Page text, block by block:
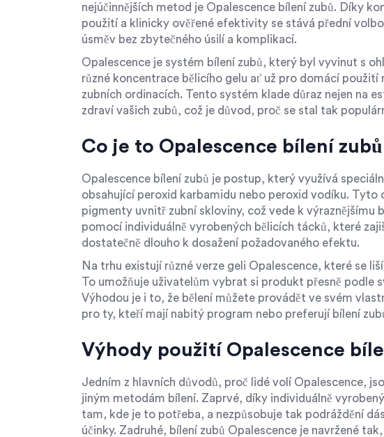
nejúčinnějších metod je Opalescence bílení zubů. Díky
použití a klinicky ověřené efektivity se stává přední
úsměv bez zbytečného úsilí a komplikací.
Opalescence je systém bílení zubů, který byl vyvinut s
různé koncentrace bělicího gelu ať už pro domácí
zubních ordinacích. Tento systém klade důraz nejen na
zdraví vašich zubů, což je důvod, proč se stal tak
Co je to Opalescence bílení
Opalescence bílení zubů je postup, který využívá
obsahující peroxid karbamidu nebo peroxid vodíku. Tyto
pigmenty uvnitř zubní skloviny, což vede k výraznějšímu
pomocí individuálně vyrobených bělicích tácků, které
dostatečně dlouho k dosažení požadovaného efektu.
Na trhu existují různé verze geli Opalescence, které se
To umožňuje uživatelům vybrat si produkt přesně podle
Výhodou je i to, že bělení můžete provádět ve svém
pro ty, kteří mají nabitý program nebo preferují bílení
Výhody použití Opalescence
Jedním z hlavních důvodů, proč lidé volí Opalescence,
jiným metodám bílení. Zaprvé, díky individuálně
tam, kde je to potřeba, a nezpůsobuje tak podráždění
účinky. Zadruhé, bílení zubů Opalescence je navržené